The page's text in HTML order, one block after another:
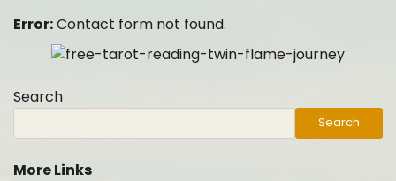
Error:Contact form not found.
Search
Search
More Links